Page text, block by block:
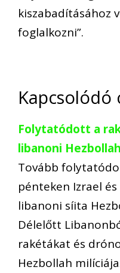
kiszabadításához
foglalkozni”.
Kapcsolódó
Folytatódott a
libanoni
Tovább
pénteken Izrael
libanoni síita
Délelőtt
rakétákat és
Hezbollah